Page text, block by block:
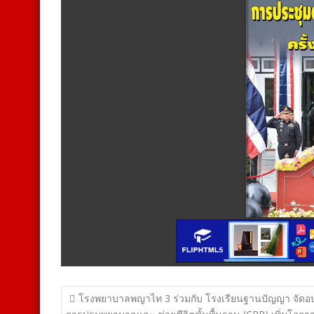
แนะแนว
โรงพยาบาลพญาไท 3 ร่วมกับ โรงเรียนฐานปัญญา จัดอ